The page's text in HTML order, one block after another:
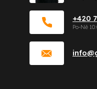
info@
+420